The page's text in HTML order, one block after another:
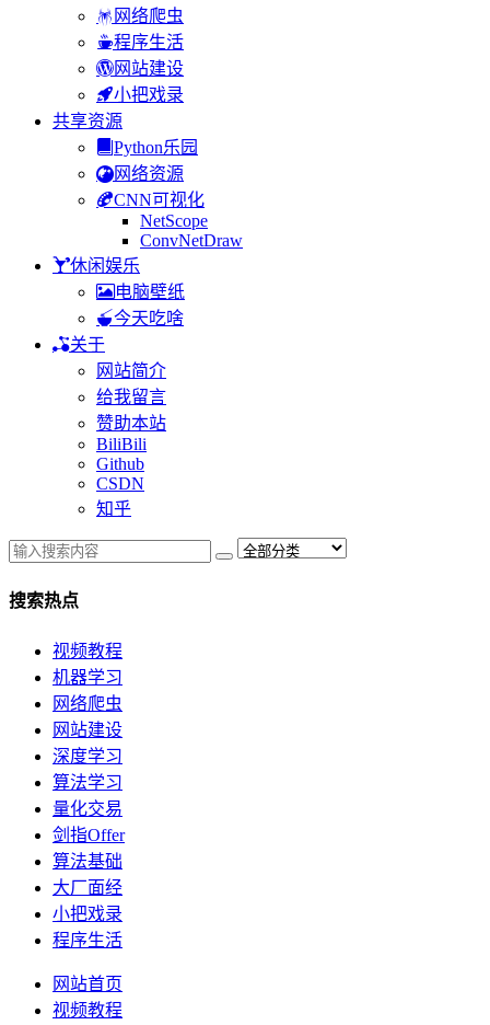
网络爬虫
程序生活
网站建设
小把戏录
共享资源
Python乐园
网络资源
CNN可视化
NetScope
ConvNetDraw
休闲娱乐
电脑壁纸
今天吃啥
关于
网站简介
给我留言
赞助本站
BiliBili
Github
CSDN
知乎
搜索热点
视频教程
机器学习
网络爬虫
网站建设
深度学习
算法学习
量化交易
剑指Offer
算法基础
大厂面经
小把戏录
程序生活
网站首页
视频教程